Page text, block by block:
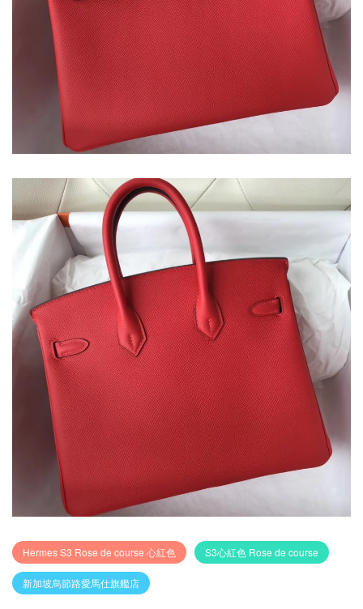
Hermes S3 Rose de course 心紅色 S3心紅色 Rose de course
新加坡烏節路愛馬仕旗艦店